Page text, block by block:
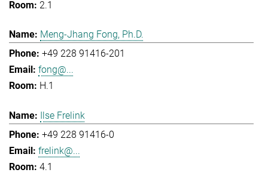
2.1
Meng-Jhang Fong, Ph.D.
+49 228 91416-201
fong@...
H.1
Ilse Frelink
+49 228 91416-0
frelink@...
4.1